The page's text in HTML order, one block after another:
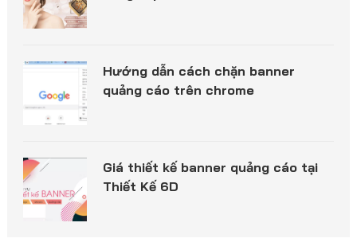
Hướng dẫn cách chặn banner
quảng cáo trên chrome
Giá thiết kế banner quảng cáo tại
Thiết Kế 6D